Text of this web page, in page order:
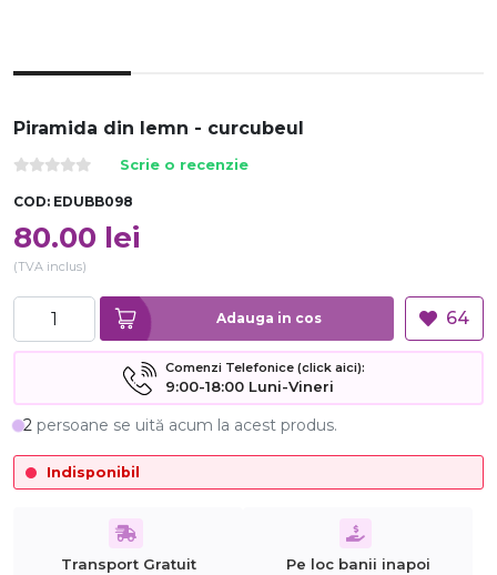
Piramida din lemn - curcubeul
Scrie o recenzie
COD: EDUBB098
80.00 lei
(TVA inclus)
Adauga in cos 64
Comenzi Telefonice (click aici):
9:00-18:00 Luni-Vineri
2 persoane se uită acum la acest produs.
Indisponibil
Transport Gratuit Pe loc banii inapoi